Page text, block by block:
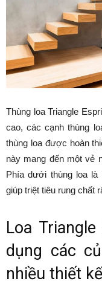
Thùng loa Triangle
cao, các cạnh thùng
thùng loa được hoàn
này mang đến một vẻ
Phía dưới thùng loa
giúp triệt tiêu rung chất
Loa
dụng các
nhiều thiết